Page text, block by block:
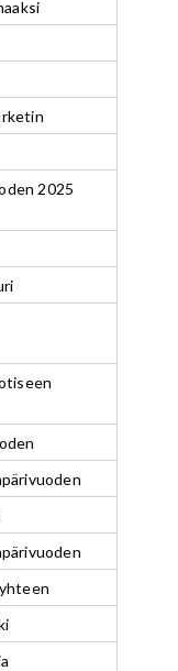
2025